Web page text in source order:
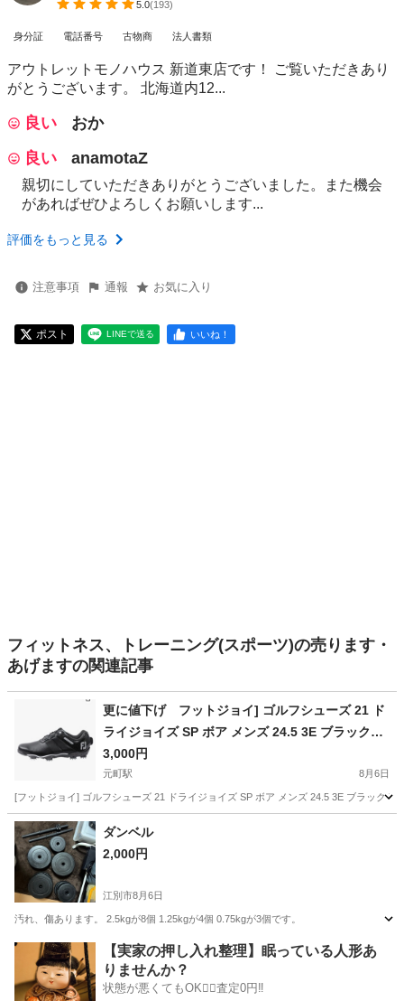
5.0(193)
身分証 電話番号 古物商 法人書類
アウトレットモノハウス 新道東店です！ ご覧いただきあり
がとうございます。 北海道内12...
良い
おか
良い
anamotaZ
親切にしていただきありがとうございました。また機会
があればぜひよろしくお願いします...
評価をもっと見る
注意事項 通報 お気に入り
ポスト LINEで送る いいね！
フィットネス、トレーニング(スポーツ)の売ります・
あげますの関連記事
更に値下げ フットジョイ] ゴルフシューズ 21 ド
ライジョイズ SP ボア メンズ 24.5 3E ブラック
中古
3,000円
元町駅 8月6日
[フットジョイ] ゴルフシューズ 21 ドライジョイズ SP ボア メンズ 24.5 3E ブラック
北海道 札幌市 元町駅
フットジョイ
ダンベル
2,000円
江別市8月6日
汚れ、傷あります。 2.5kgが8個 1.25kgが4個 0.75kgが3個です。
北海道 江別市 スポーツ ダンベル
【実家の押し入れ整理】眠っている人形あ
りませんか？
状態が悪くてもOK🙆‍♀️査定0円‼️